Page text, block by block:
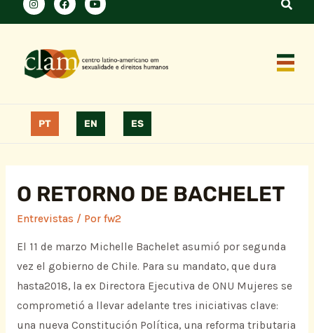
PT EN ES
O RETORNO DE BACHELET
Entrevistas / Por fw2
El 11 de marzo Michelle Bachelet asumió por segunda
vez el gobierno de Chile. Para su mandato, que dura
hasta2018, la ex Directora Ejecutiva de ONU Mujeres se
comprometió a llevar adelante tres iniciativas clave:
una nueva Constitución Política, una reforma tributaria